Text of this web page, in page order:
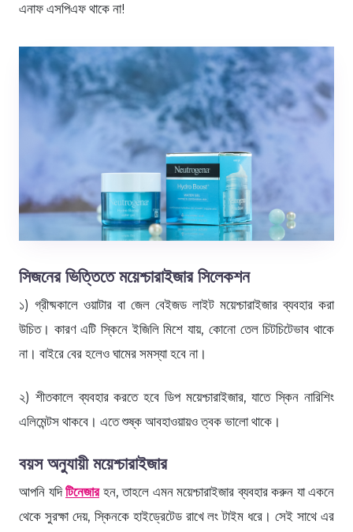
এনাফ এসপিএফ থাকে না!
সিজনের ভিত্তিতে ময়েশ্চারাইজার সিলেকশন
১) গ্রীষ্মকালে ওয়াটার বা জেল বেইজড লাইট ময়েশ্চারাইজার ব্যবহার করা
উচিত। কারণ এটি স্কিনে ইজিলি মিশে যায়, কোনো তেল চিটচিটেভাব থাকে
না। বাইরে বের হলেও ঘামের সমস্যা হবে না।
২) শীতকালে ব্যবহার করতে হবে ডিপ ময়েশ্চারাইজার, যাতে স্কিন নারিশিং
এলিমেন্টস থাকবে। এতে শুষ্ক আবহাওয়ায়ও ত্বক ভালো থাকে।
বয়স অনুযায়ী ময়েশ্চারাইজার
আপনি যদিটিনেজারহন, তাহলে এমন ময়েশ্চারাইজার ব্যবহার করুন যা একনে
থেকে সুরক্ষা দেয়, স্কিনকে হাইড্রেটেড রাখে লং টাইম ধরে। সেই সাথে এর